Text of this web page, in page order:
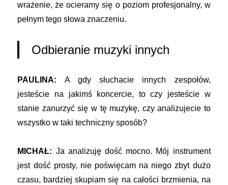
wrażenie, że ocieramy się o poziom profesjonalny, w
pełnym tego słowa znaczeniu.
Odbieranie muzyki innych
PAULINA: A gdy słuchacie innych zespołów,
jesteście na jakimś koncercie, to czy jesteście w
stanie zanurzyć się w tę muzykę, czy analizujecie to
wszystko w taki techniczny sposób?
MICHAŁ: Ja analizuję dość mocno. Mój instrument
jest dość prosty, nie poświęcam na niego zbyt dużo
czasu, bardziej skupiam się na całości brzmienia, na